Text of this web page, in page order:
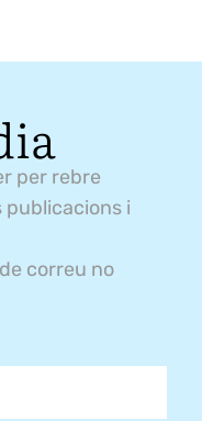
per rebre
publicacions i
correu no